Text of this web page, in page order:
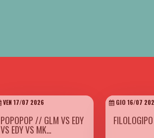
VEN 17/07 2026
POPOPOP // GLM VS EDY
VS EDY VS MK…
GIO 16/07